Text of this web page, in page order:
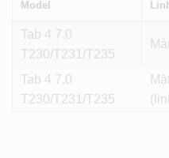
Model
Tab 4 7.0
T230/T231/T235
Tab 4 7.0
T230/T231/T235